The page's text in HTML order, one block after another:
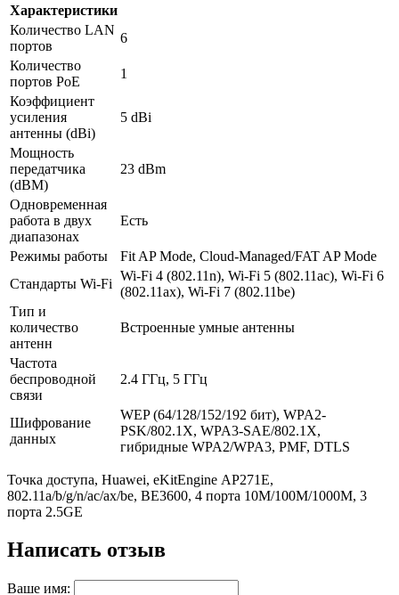
Характеристики
Количество LAN
портов
6
Количество
портов PoE
1
Коэффициент
усиления
антенны (dBi)
5 dBi
Мощность
передатчика
(dBM)
23 dBm
Одновременная
работа в двух
диапазонах
Есть
Режимы работы
Fit AP Mode, Cloud-Managed/FAT AP Mode
Стандарты Wi-Fi
Wi-Fi 4 (802.11n), Wi-Fi 5 (802.11ac), Wi-Fi 6
(802.11ax), Wi-Fi 7 (802.11be)
Тип и
количество
антенн
Встроенные умные антенны
Частота
беспроводной
связи
2.4 ГГц, 5 ГГц
Шифрование
данных
WEP (64/128/152/192 бит), WPA2-
PSK/802.1X, WPA3-SAE/802.1X,
гибридные WPA2/WPA3, PMF, DTLS
Точка доступа, Huawei, еKitЕnginе AP271E,
802.11a/b/g/n/ac/ax/be, BE3600, 4 порта 10M/100M/1000M, 3
порта 2.5GE
Написать отзыв
Ваше имя: